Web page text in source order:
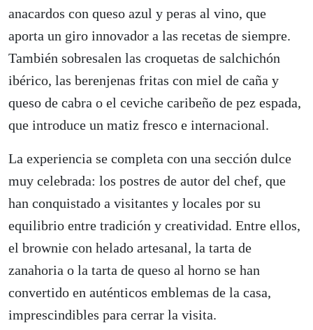
anacardos con queso azul y peras al vino, que
aporta un giro innovador a las recetas de siempre.
También sobresalen las croquetas de salchichón
ibérico, las berenjenas fritas con miel de caña y
queso de cabra o el ceviche caribeño de pez espada,
que introduce un matiz fresco e internacional.
La experiencia se completa con una sección dulce
muy celebrada: los postres de autor del chef, que
han conquistado a visitantes y locales por su
equilibrio entre tradición y creatividad. Entre ellos,
el brownie con helado artesanal, la tarta de
zanahoria o la tarta de queso al horno se han
convertido en auténticos emblemas de la casa,
imprescindibles para cerrar la visita.